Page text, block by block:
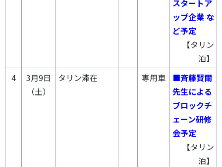
スタートア
ップ企業 な
ど予定
【タリン
泊】
4
3月9日
（土）
タリン滞在 専用車
■斉藤賢爾
先生による
ブロックチ
ェーン研修
会予定
【タリン
泊】